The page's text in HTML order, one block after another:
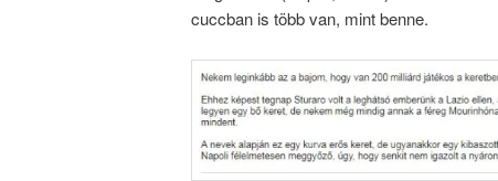
cuccban is több van, mint benne.